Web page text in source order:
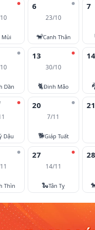
Mùi
6
23/10
🐒Canh Thân
7
Dần
13
30/10
🐈Đinh Mão
14
Dậu
20
7/11
🐕Giáp Tuất
21
Thìn
27
14/11
🐍Tân Tỵ
28